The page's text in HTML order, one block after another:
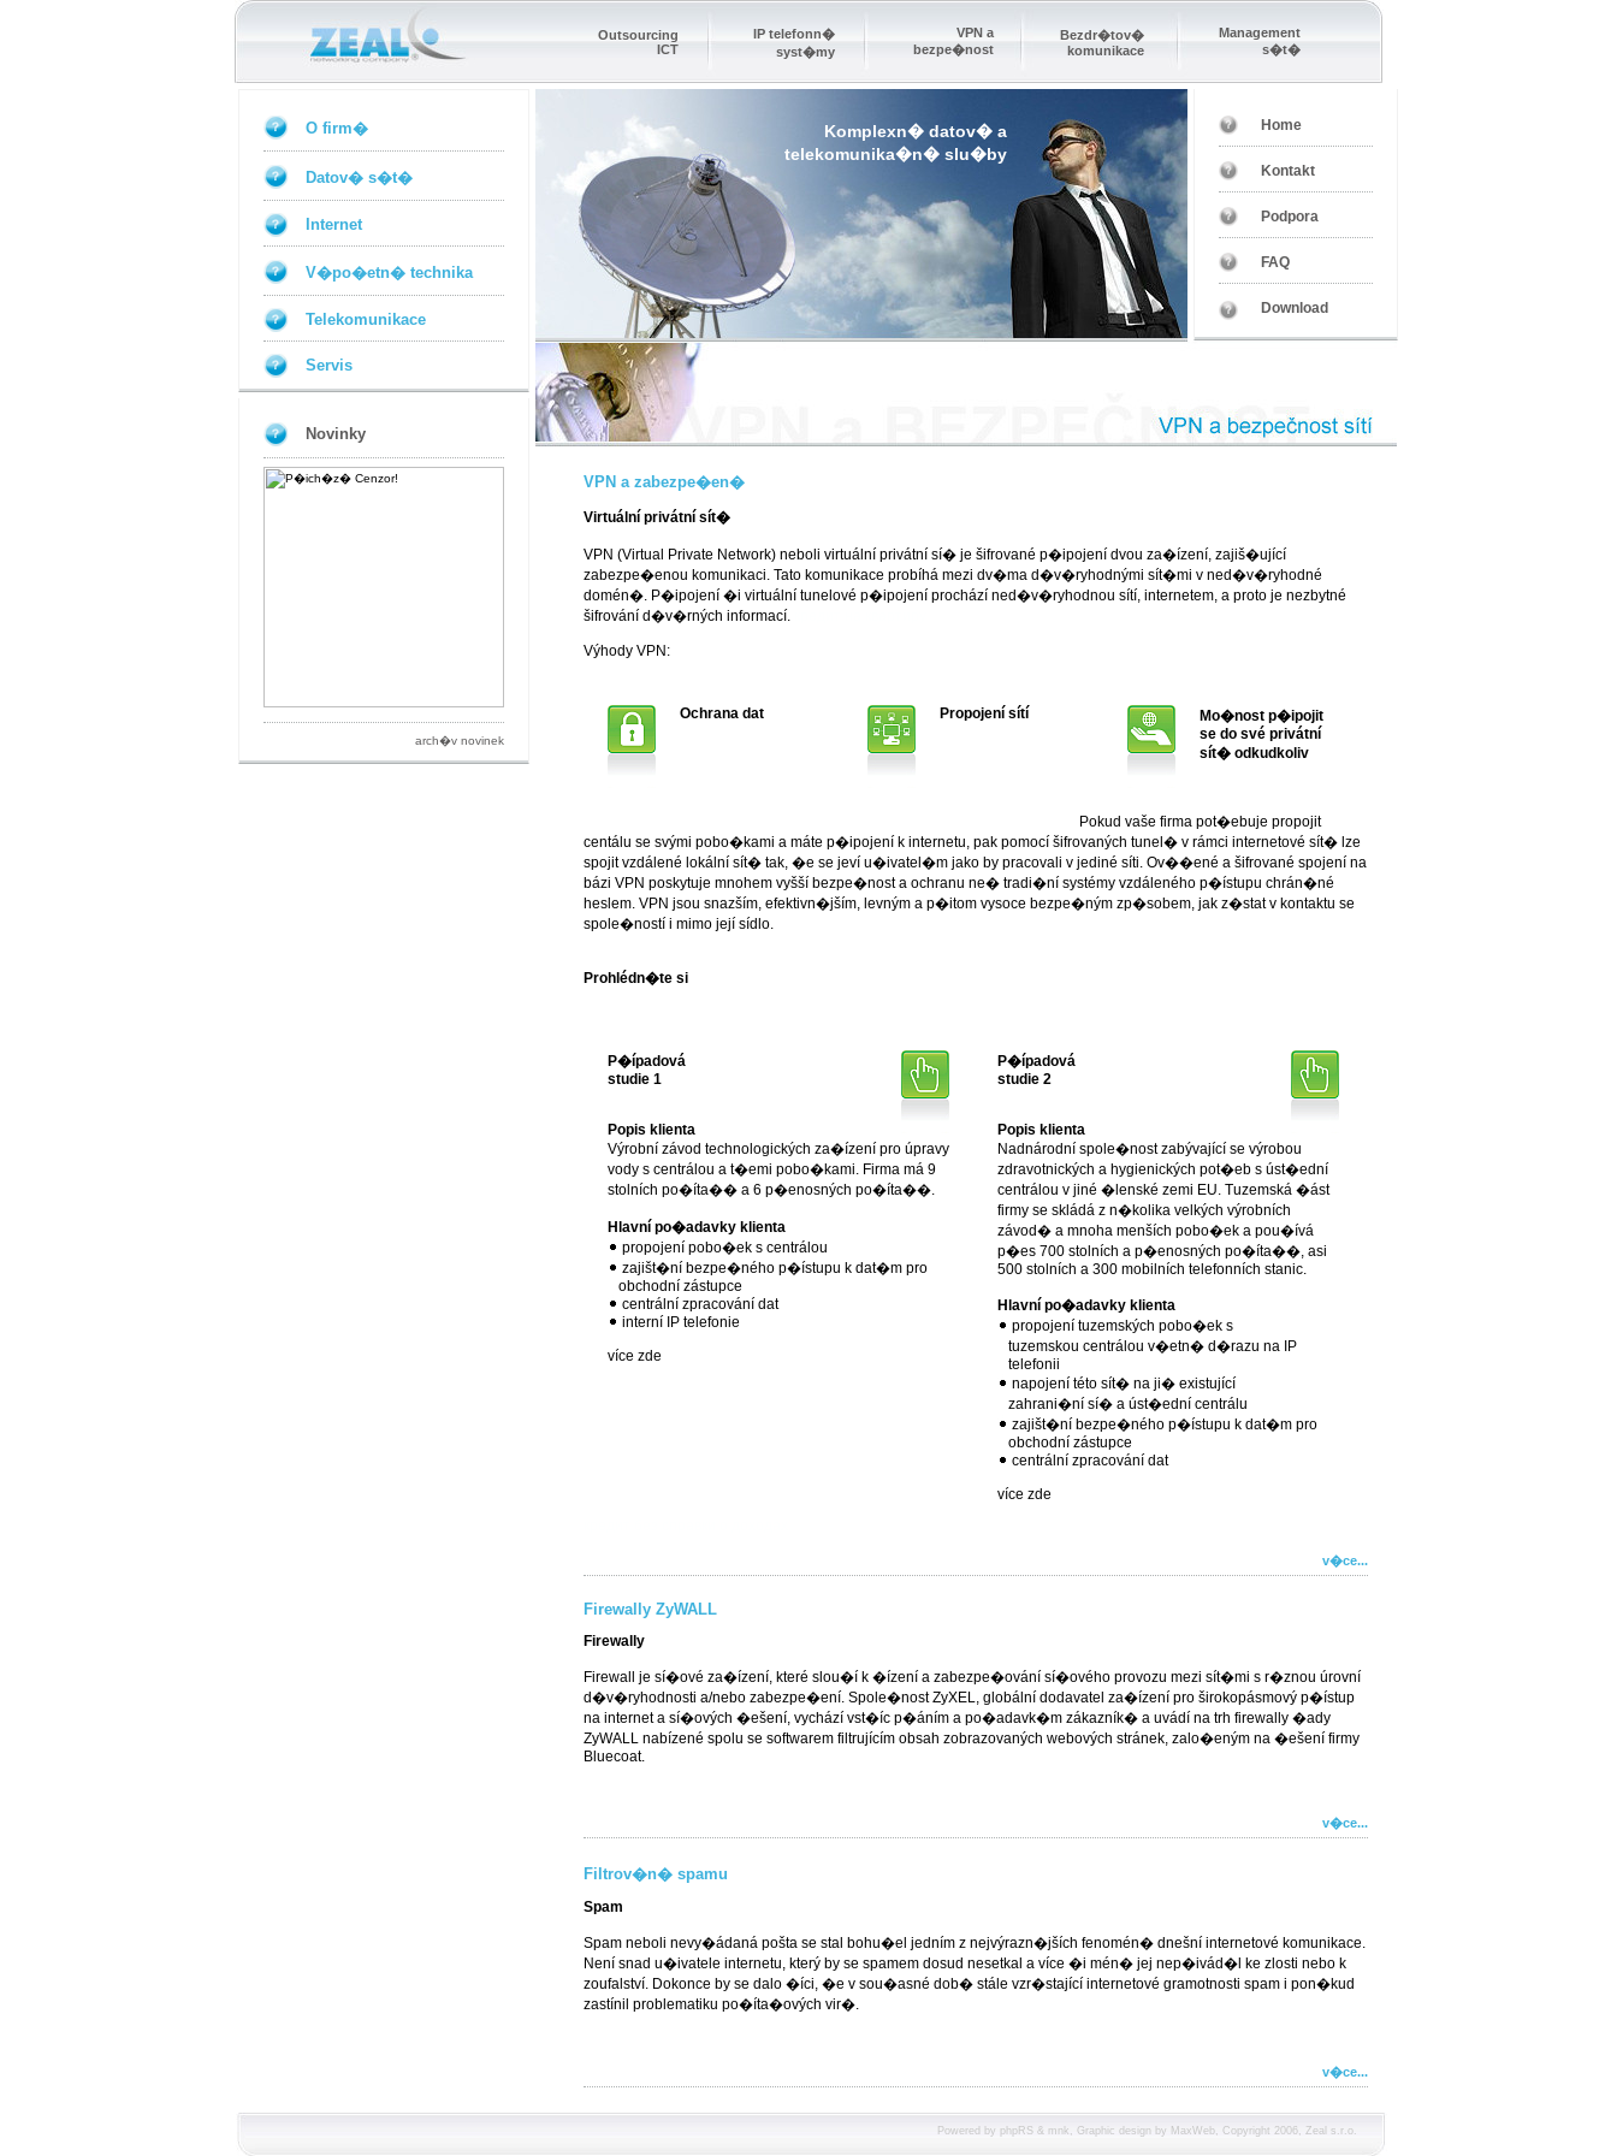
Outsourcing
ICT
IP telefonn�
syst�my
VPN a
bezpe�nost
Bezdr�tov�
komunikace
Management
s�t�
O firm�
Datov� s�t�
Internet
V�po�etn� technika
Telekomunikace
Servis
Novinky
arch�v novinek
Komplexn� datov� a
telekomunika�n� slu�by
Home
Kontakt
Podpora
FAQ
Download
VPN a zabezpe�en�
Virtuální privátní sít�
VPN (Virtual Private Network) neboli virtuální privátní sí� je šifrované p�ipojení dvou za�ízení, zajiš�ující
zabezpe�enou komunikaci. Tato komunikace probíhá mezi dv�ma d�v�ryhodnými sít�mi v ned�v�ryhodné
domén�. P�ipojení �i virtuální tunelové p�ipojení prochází ned�v�ryhodnou sítí, internetem, a proto je nezbytné
šifrování d�v�rných informací.
Výhody VPN:
Ochrana dat Propojení sítí
Mo�nost p�ipojit
se do své privátní
sít� odkudkoliv
Pokud vaše firma pot�ebuje propojit
centálu se svými pobo�kami a máte p�ipojení k internetu, pak pomocí šifrovaných tunel� v rámci internetové sít� lze
spojit vzdálené lokální sít� tak, �e se jeví u�ivatel�m jako by pracovali v jediné síti. Ov��ené a šifrované spojení na
bázi VPN poskytuje mnohem vyšší bezpe�nost a ochranu ne� tradi�ní systémy vzdáleného p�ístupu chrán�né
heslem. VPN jsou snazším, efektivn�jším, levným a p�itom vysoce bezpe�ným zp�sobem, jak z�stat v kontaktu se
spole�ností i mimo její sídlo.
Prohlédn�te si
P�ípadová
studie 1
Popis klienta
Výrobní závod technologických za�ízení pro úpravy
vody s centrálou a t�emi pobo�kami. Firma má 9
stolních po�íta�� a 6 p�enosných po�íta��.
Hlavní po�adavky klienta
propojení pobo�ek s centrálou
zajišt�ní bezpe�ného p�ístupu k dat�m pro
obchodní zástupce
centrální zpracování dat
interní IP telefonie
více zde
P�ípadová
studie 2
Popis klienta
Nadnárodní spole�nost zabývající se výrobou
zdravotnických a hygienických pot�eb s úst�ední
centrálou v jiné �lenské zemi EU. Tuzemská �ást
firmy se skládá z n�kolika velkých výrobních
závod� a mnoha menších pobo�ek a pou�ívá
p�es 700 stolních a p�enosných po�íta��, asi
500 stolních a 300 mobilních telefonních stanic.
Hlavní po�adavky klienta
propojení tuzemských pobo�ek s
tuzemskou centrálou v�etn� d�razu na IP
telefonii
napojení této sít� na ji� existující
zahrani�ní sí� a úst�ední centrálu
zajišt�ní bezpe�ného p�ístupu k dat�m pro
obchodní zástupce
centrální zpracování dat
více zde
v�ce...
Firewally ZyWALL
Firewally
Firewall je sí�ové za�ízení, které slou�í k �ízení a zabezpe�ování sí�ového provozu mezi sít�mi s r�znou úrovní
d�v�ryhodnosti a/nebo zabezpe�ení. Spole�nost ZyXEL, globální dodavatel za�ízení pro širokopásmový p�ístup
na internet a sí�ových �ešení, vychází vst�íc p�áním a po�adavk�m zákazník� a uvádí na trh firewally �ady
ZyWALL nabízené spolu se softwarem filtrujícím obsah zobrazovaných webových stránek, zalo�eným na �ešení firmy
Bluecoat.
v�ce...
Filtrov�n� spamu
Spam
Spam neboli nevy�ádaná pošta se stal bohu�el jedním z nejvýrazn�jších fenomén� dnešní internetové komunikace.
Není snad u�ivatele internetu, který by se spamem dosud nesetkal a více �i mén� jej nep�ivád�l ke zlosti nebo k
zoufalství. Dokonce by se dalo �íci, �e v sou�asné dob� stále vzr�stající internetové gramotnosti spam i pon�kud
zastínil problematiku po�íta�ových vir�.
v�ce...
Powered by phpRS& mnk , Graphic design by MaxWeb, Copyright 2006, Zeal s.r.o.